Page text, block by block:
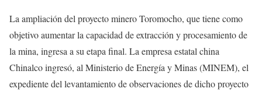
La ampliación del proyecto minero Toromocho, que tiene como
objetivo aumentar la capacidad de extracción y procesamiento de
la mina, ingresa a su etapa final. La empresa estatal china
Chinalco ingresó, al Ministerio de Energía y Minas (MINEM), el
expediente del levantamiento de observaciones de dicho proyecto